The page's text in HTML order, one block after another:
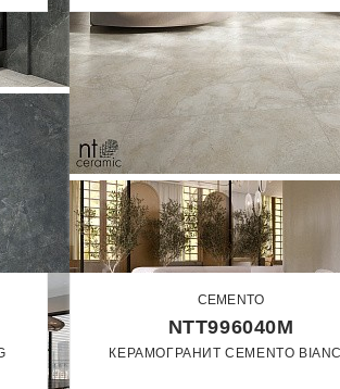
CEMENTO
NTT996040M
КЕРАМОГРАНИТ CEMENTO